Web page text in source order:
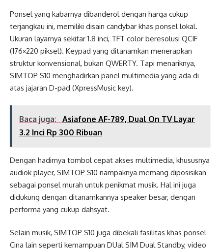
Ponsel yang kabarnya dibanderol dengan harga cukup
terjangkau ini, memiliki disain candybar khas ponsel lokal.
Ukuran layarnya sekitar 1.8 inci, TFT color beresolusi QCIF
(176×220 piksel). Keypad yang ditanamkan menerapkan
struktur konvensional, bukan QWERTY. Tapi menariknya,
SIMTOP S10 menghadirkan panel multimedia yang ada di
atas jajaran D-pad (XpressMusic key).
Baca juga:
Asiafone AF-789, Dual On TV Layar
3.2 Inci Rp 300 Ribuan
Dengan hadirnya tombol cepat akses multimedia, khususnya
audiok player, SIMTOP S10 nampaknya memang diposisikan
sebagai ponsel murah untuk penikmat musik. Hal ini juga
didukung dengan ditanamkannya speaker besar, dengan
performa yang cukup dahsyat.
Selain musik, SIMTOP S10 juga dibekali fasilitas khas ponsel
Cina lain seperti kemampuan DUal SIM Dual Standby, video